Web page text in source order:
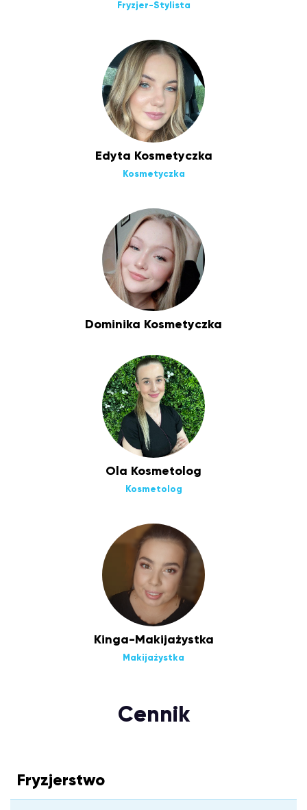
Fryzjer-Stylista
Edyta Kosmetyczka
Kosmetyczka
Dominika Kosmetyczka
Ola Kosmetolog
Kosmetolog
Kinga-Makijażystka
Makijażystka
Cennik
Fryzjerstwo